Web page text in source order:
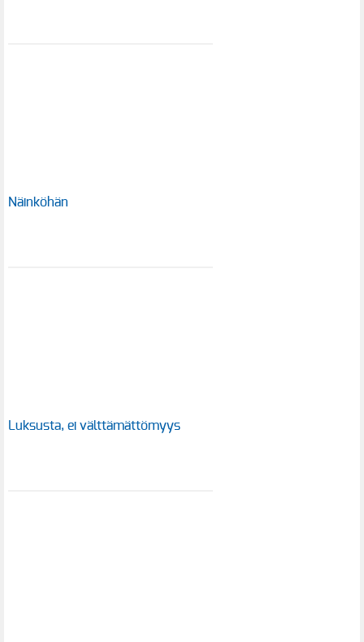
Näinköhän
Luksusta, ei välttämättömyys